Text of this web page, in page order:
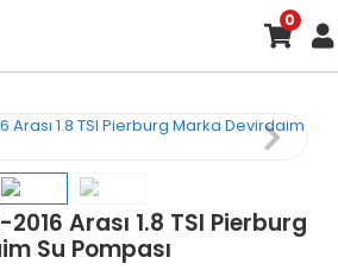
0
Arası 1.8 TSI Pierburg
Su Pompası